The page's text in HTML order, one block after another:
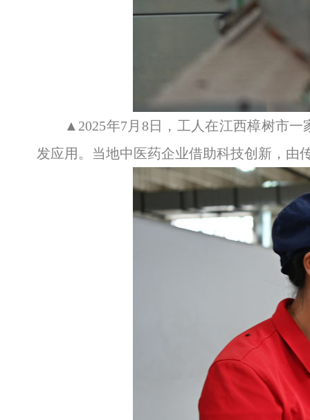
▲2025年7月8日，工人在江西樟树市
发应用。当地中医药企业借助科技创新，由